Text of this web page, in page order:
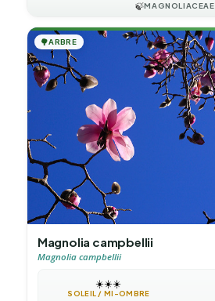
🍃MAGNOLIACEAE
🌳ARBRE
Magnolia campbellii
Magnolia campbellii
☀️☀️☀️
SOLEIL / MI-OMBRE